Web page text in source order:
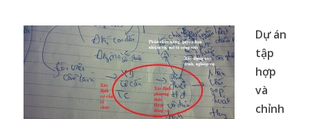
Dự án
tập
hợp
và
chỉnh